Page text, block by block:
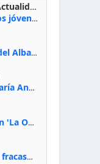
El Observador de la Actualidad
El agradecimiento de los jóvenes al Papa: «Hoy nos sentimos Iglesia»
José Ricardo González del Alba, artista sacro: «Yo oro, hablo con Dios, le pido al Espíritu Santo su inspiración y siempre pinto rezando el rosario para que sea Él quien actúe a través de mis manos»
Santa Mama Antula (María Antonia de Paz y Figueroa)
Tres horas atrapado con 'La Odisea' de Nolan
Lo que aprendimos del fracaso al emprender